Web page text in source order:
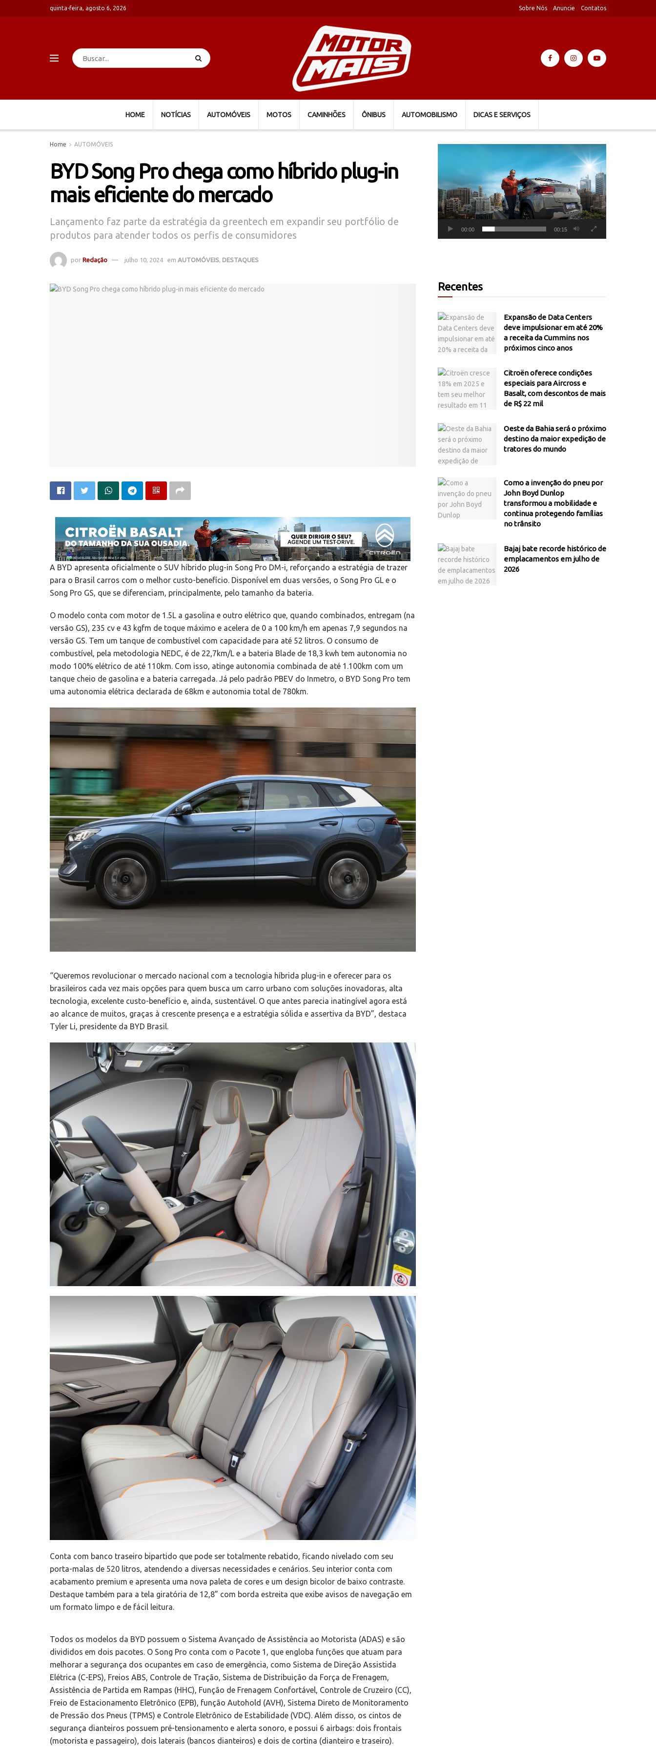
quinta-feira, agosto 6, 2026 Sobre Nós Anuncie Contatos
HOME NOTÍCIAS AUTOMÓVEIS MOTOS CAMINHÕES ÔNIBUS AUTOMOBILISMO DICAS E SERVIÇOS
Home AUTOMÓVEIS
BYD Song Pro chega como híbrido plug-in
mais eficiente do mercado
Lançamento faz parte da estratégia da greentech em expandir seu portfólio de
produtos para atender todos os perfis de consumidores
por Redação julho 10, 2024 em AUTOMÓVEIS DESTAQUES
A BYD apresenta oficialmente o SUV híbrido plug-in Song Pro DM-i, reforçando a estratégia de trazer
para o Brasil carros com o melhor custo-benefício. Disponível em duas versões, o Song Pro GL e o
Song Pro GS, que se diferenciam, principalmente, pelo tamanho da bateria.
O modelo conta com motor de 1.5L a gasolina e outro elétrico que, quando combinados, entregam (na
versão GS), 235 cv e 43 kgfm de toque máximo e acelera de 0 a 100 km/h em apenas 7,9 segundos na
versão GS. Tem um tanque de combustível com capacidade para até 52 litros. O consumo de
combustível, pela metodologia NEDC, é de 22,7km/L e a bateria Blade de 18,3 kwh tem autonomia no
modo 100% elétrico de até 110km. Com isso, atinge autonomia combinada de até 1.100km com um
tanque cheio de gasolina e a bateria carregada. Já pelo padrão PBEV do Inmetro, o BYD Song Pro tem
uma autonomia elétrica declarada de 68km e autonomia total de 780km.
“Queremos revolucionar o mercado nacional com a tecnologia híbrida plug-in e oferecer para os
brasileiros cada vez mais opções para quem busca um carro urbano com soluções inovadoras, alta
tecnologia, excelente custo-benefício e, ainda, sustentável. O que antes parecia inatingível agora está
ao alcance de muitos, graças à crescente presença e a estratégia sólida e assertiva da BYD”, destaca
Tyler Li, presidente da BYD Brasil.
Conta com banco traseiro bipartido que pode ser totalmente rebatido, ficando nivelado com seu
porta-malas de 520 litros, atendendo a diversas necessidades e cenários. Seu interior conta com
acabamento premium e apresenta uma nova paleta de cores e um design bicolor de baixo contraste.
Destaque também para a tela giratória de 12,8” com borda estreita que exibe avisos de navegação em
um formato limpo e de fácil leitura.
Todos os modelos da BYD possuem o Sistema Avançado de Assistência ao Motorista (ADAS) e são
divididos em dois pacotes. O Song Pro conta com o Pacote 1, que engloba funções que atuam para
melhorar a segurança dos ocupantes em caso de emergência, como Sistema de Direção Assistida
Elétrica (C-EPS), Freios ABS, Controle de Tração, Sistema de Distribuição da Força de Frenagem,
Assistência de Partida em Rampas (HHC), Função de Frenagem Confortável, Controle de Cruzeiro (CC),
Freio de Estacionamento Eletrônico (EPB), função Autohold (AVH), Sistema Direto de Monitoramento
de Pressão dos Pneus (TPMS) e Controle Eletrônico de Estabilidade (VDC). Além disso, os cintos de
segurança dianteiros possuem pré-tensionamento e alerta sonoro, e possui 6 airbags: dois frontais
(motorista e passageiro), dois laterais (bancos dianteiros) e dois de cortina (dianteiro e traseiro).
00:00 00:15
Recentes
Expansão de Data Centers
deve impulsionar em até 20%
a receita da Cummins nos
próximos cinco anos
Citroën oferece condições
especiais para Aircross e
Basalt, com descontos de mais
de R$ 22 mil
Oeste da Bahia será o próximo
destino da maior expedição de
tratores do mundo
Como a invenção do pneu por
John Boyd Dunlop
transformou a mobilidade e
continua protegendo famílias
no trânsito
Bajaj bate recorde histórico de
emplacamentos em julho de
2026